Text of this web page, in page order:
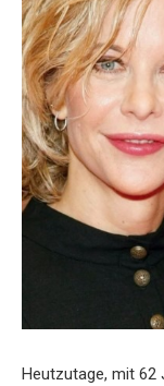
Heutzutage, mit 62